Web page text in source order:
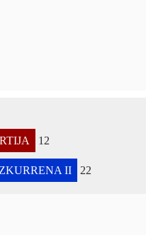
12
II 22